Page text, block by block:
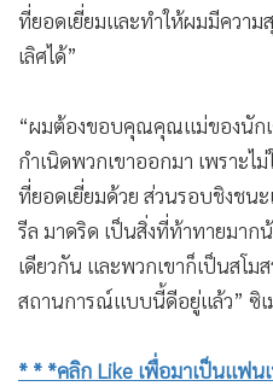
ที่ยอดเยี่ยมและทำให้ผมมีความ
เลิศได้”
“ผมต้องขอบคุณคุณแม่ของนัก
กำเนิดพวกเขาออกมา เพราะไ
ที่ยอดเยี่ยมด้วย ส่วนรอบชิงชน
รีล มาดริด เป็นสิ่งที่ท้าทายมาก
เดียวกัน และพวกเขาก็เป็นสโ
สถานการณ์แบบนี้ดีอยู่แล้ว” ซิเ
* * *คลิก Like เพื่อมาเป็นแฟน